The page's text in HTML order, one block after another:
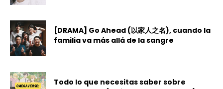
[DRAMA] Go Ahead (以家人之名), cuando la
familia va más allá de la sangre
Todo lo que necesitas saber sobre